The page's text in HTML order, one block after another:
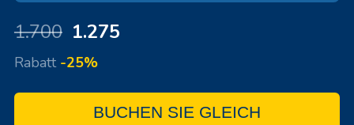
1.700 1.275
Rabatt -25%
BUCHEN SIE GLEICH